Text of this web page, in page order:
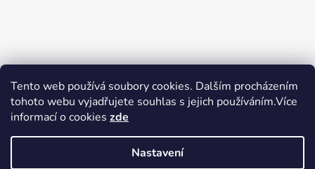
Tento web používá soubory cookies. Dalším procházením
tohoto webu vyjadřujete souhlas s jejich používáním.Více
informací o cookies zde
Nastavení
Zboží.cz Heureka.cz Voňavé dárky